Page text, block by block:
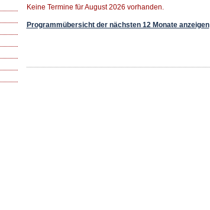
Keine Termine für August 2026 vorhanden.
Programmübersicht der nächsten 12 Monate anzeigen